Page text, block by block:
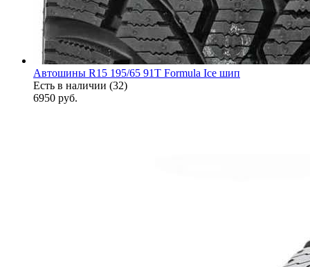
Автошины R15 195/65 91T Formula Ice шип
Есть в наличии (32)
6950 руб.